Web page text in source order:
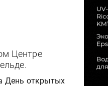
Центре
День открытых